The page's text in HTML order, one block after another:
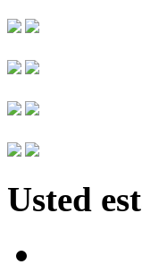
Usted